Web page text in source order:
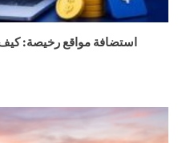
استضافة مواقع رخيصة: كيف